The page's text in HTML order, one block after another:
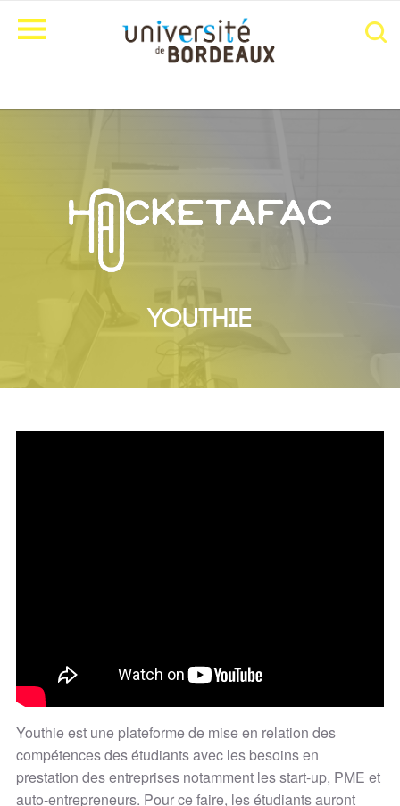
YOUTHIE
Youthie est une plateforme de mise en relation des
compétences des étudiants avec les besoins en
prestation des entreprises notamment les start-up, PME et
auto-entrepreneurs. Pour ce faire, les étudiants auront